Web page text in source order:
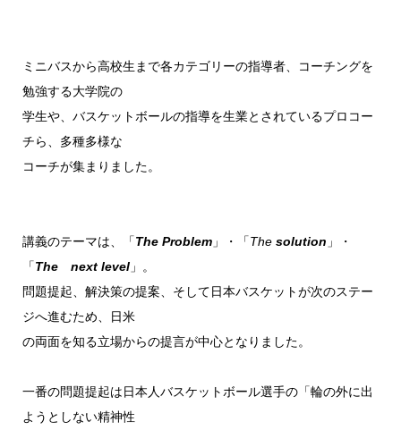
ミニバスから高校生まで各カテゴリーの指導者、コーチングを
勉強する大学院の
学生や、バスケットボールの指導を生業とされているプロコー
チら、多種多様な
コーチが集まりました。
講義のテーマは、「The Problem」・「The solution 」・
「The next level」。
問題提起、解決策の提案、そして日本バスケットが次のステー
ジへ進むため、日米
の両面を知る立場からの提言が中心となりました。
一番の問題提起は日本人バスケットボール選手の「輪の外に出
ようとしない精神性